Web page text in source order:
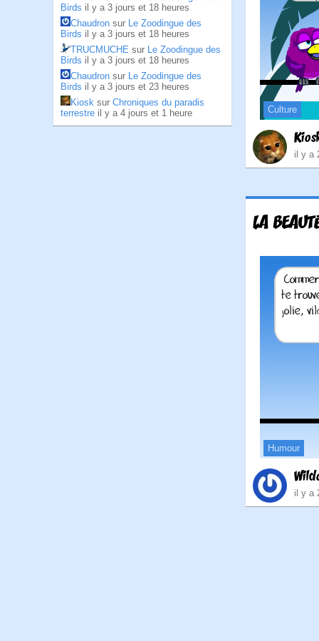
Birds il y a 3 jours et 18 heures
Chaudron sur Le Zoodingue des
Birds il y a 3 jours et 18 heures
TRUCMUCHE sur Le Zoodingue des
Birds il y a 3 jours et 18 heures
Chaudron sur Le Zoodingue des
Birds il y a 3 jours et 23 heures
Kiosk sur Chroniques du paradis
terrestre il y a 4 jours et 1 heure Culture
il y a
LA
Humour
il y a